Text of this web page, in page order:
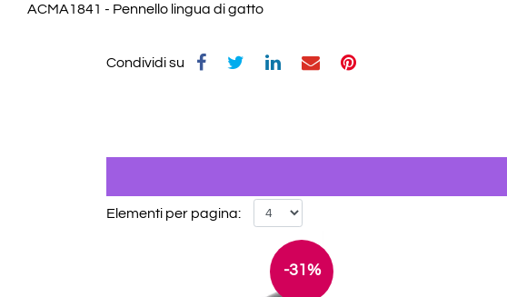
ACMA1841 - Pennello lingua di gatto
Condividi su
Elementi per pagina:
-31%